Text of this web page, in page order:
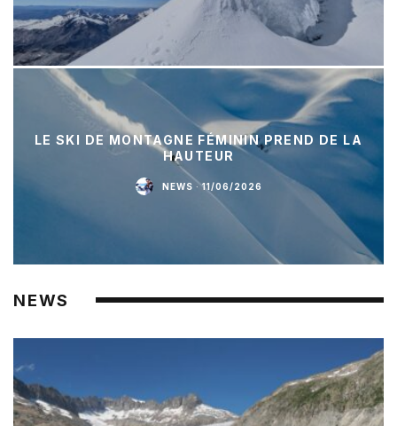
LE SKI DE MONTAGNE FÉMININ PREND DE LA
HAUTEUR
NEWS · 11/06/2026
NEWS